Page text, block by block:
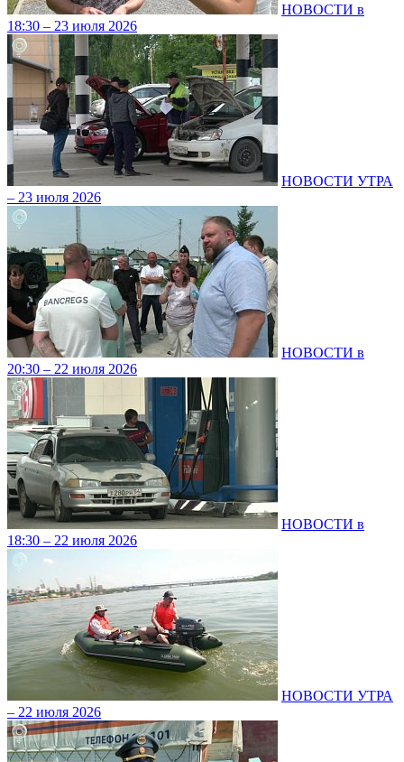
НОВОСТИ в
18:30 – 23 июля 2026
НОВОСТИ УТРА
– 23 июля 2026
НОВОСТИ в
20:30 – 22 июля 2026
НОВОСТИ в
18:30 – 22 июля 2026
НОВОСТИ УТРА
– 22 июля 2026